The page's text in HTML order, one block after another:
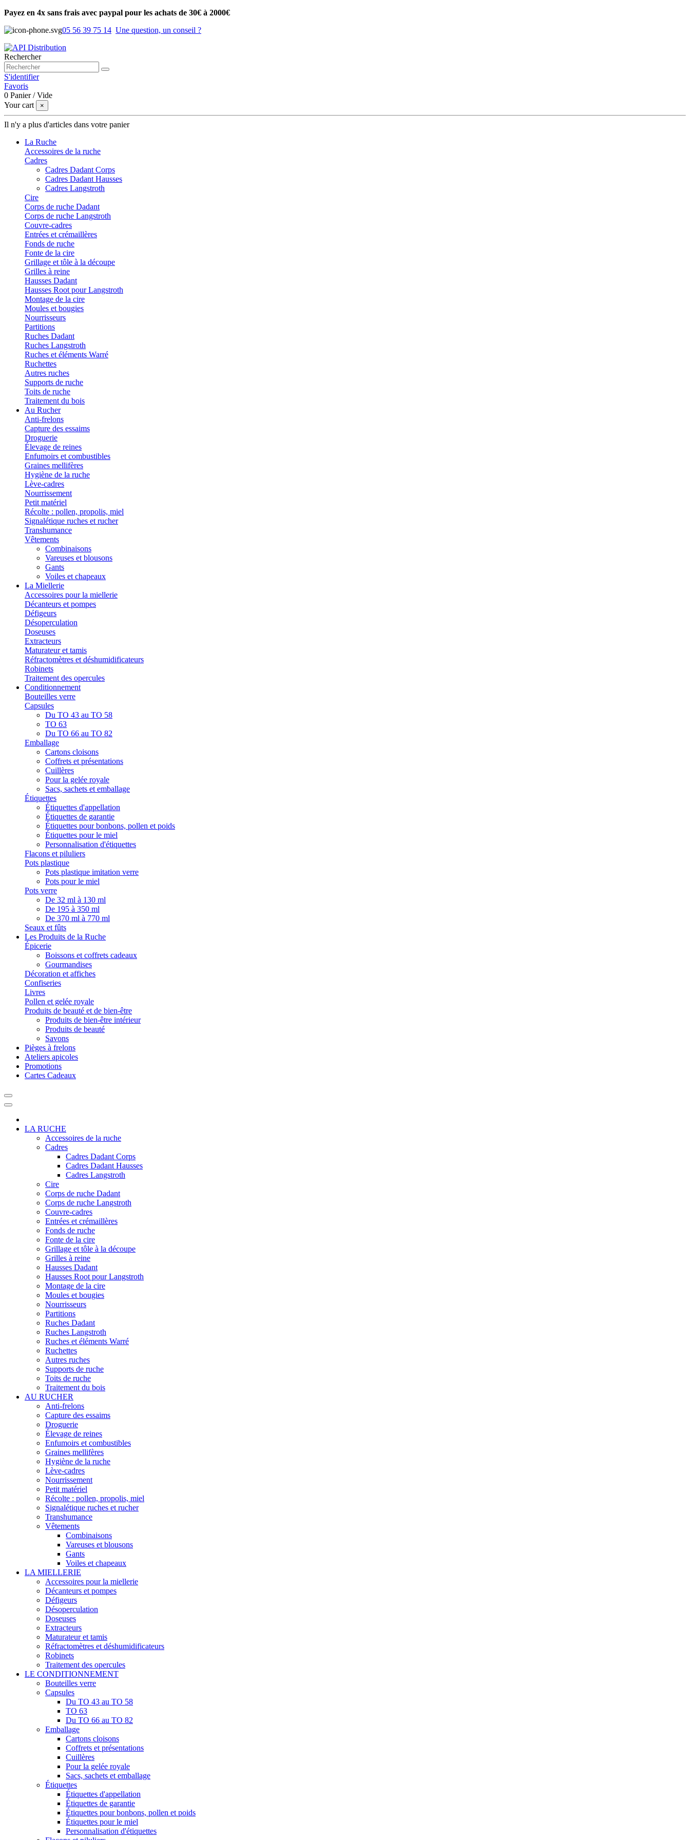
Payez en 4x sans frais avec paypal pour les achats de 30€ à 2000€
05 56 39 75 14 Une question, un conseil ?
Rechercher
S'identifier
Favoris
0 Panier /Vide
Your cart
×
Il n'y a plus d'articles dans votre panier
La Ruche
Accessoires de la ruche
Cadres
Cadres Dadant Corps
Cadres Dadant Hausses
Cadres Langstroth
Cire
Corps de ruche Dadant
Corps de ruche Langstroth
Couvre-cadres
Entrées et crémaillères
Fonds de ruche
Fonte de la cire
Grillage et tôle à la découpe
Grilles à reine
Hausses Dadant
Hausses Root pour Langstroth
Montage de la cire
Moules et bougies
Nourrisseurs
Partitions
Ruches Dadant
Ruches Langstroth
Ruches et éléments Warré
Ruchettes
Autres ruches
Supports de ruche
Toits de ruche
Traitement du bois
Au Rucher
Anti-frelons
Capture des essaims
Droguerie
Élevage de reines
Enfumoirs et combustibles
Graines mellifères
Hygiène de la ruche
Lève-cadres
Nourrissement
Petit matériel
Récolte : pollen, propolis, miel
Signalétique ruches et rucher
Transhumance
Vêtements
Combinaisons
Vareuses et blousons
Gants
Voiles et chapeaux
La Miellerie
Accessoires pour la miellerie
Décanteurs et pompes
Défigeurs
Désoperculation
Doseuses
Extracteurs
Maturateur et tamis
Réfractomètres et déshumidificateurs
Robinets
Traitement des opercules
Conditionnement
Bouteilles verre
Capsules
Du TO 43 au TO 58
TO 63
Du TO 66 au TO 82
Emballage
Cartons cloisons
Coffrets et présentations
Cuillères
Pour la gelée royale
Sacs, sachets et emballage
Étiquettes
Étiquettes d'appellation
Étiquettes de garantie
Étiquettes pour bonbons, pollen et poids
Étiquettes pour le miel
Personnalisation d'étiquettes
Flacons et piluliers
Pots plastique
Pots plastique imitation verre
Pots pour le miel
Pots verre
De 32 ml à 130 ml
De 195 à 350 ml
De 370 ml à 770 ml
Seaux et fûts
Les Produits de la Ruche
Épicerie
Boissons et coffrets cadeaux
Gourmandises
Décoration et affiches
Confiseries
Livres
Pollen et gelée royale
Produits de beauté et de bien-être
Produits de bien-être intérieur
Produits de beauté
Savons
Pièges à frelons
Ateliers apicoles
Promotions
Cartes Cadeaux
LA RUCHE
Accessoires de la ruche
Cadres
Cadres Dadant Corps
Cadres Dadant Hausses
Cadres Langstroth
Cire
Corps de ruche Dadant
Corps de ruche Langstroth
Couvre-cadres
Entrées et crémaillères
Fonds de ruche
Fonte de la cire
Grillage et tôle à la découpe
Grilles à reine
Hausses Dadant
Hausses Root pour Langstroth
Montage de la cire
Moules et bougies
Nourrisseurs
Partitions
Ruches Dadant
Ruches Langstroth
Ruches et éléments Warré
Ruchettes
Autres ruches
Supports de ruche
Toits de ruche
Traitement du bois
AU RUCHER
Anti-frelons
Capture des essaims
Droguerie
Élevage de reines
Enfumoirs et combustibles
Graines mellifères
Hygiène de la ruche
Lève-cadres
Nourrissement
Petit matériel
Récolte : pollen, propolis, miel
Signalétique ruches et rucher
Transhumance
Vêtements
Combinaisons
Vareuses et blousons
Gants
Voiles et chapeaux
LA MIELLERIE
Accessoires pour la miellerie
Décanteurs et pompes
Défigeurs
Désoperculation
Doseuses
Extracteurs
Maturateur et tamis
Réfractomètres et déshumidificateurs
Robinets
Traitement des opercules
LE CONDITIONNEMENT
Bouteilles verre
Capsules
Du TO 43 au TO 58
TO 63
Du TO 66 au TO 82
Emballage
Cartons cloisons
Coffrets et présentations
Cuillères
Pour la gelée royale
Sacs, sachets et emballage
Étiquettes
Étiquettes d'appellation
Étiquettes de garantie
Étiquettes pour bonbons, pollen et poids
Étiquettes pour le miel
Personnalisation d'étiquettes